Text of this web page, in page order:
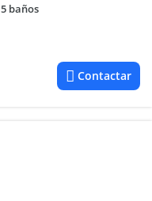
5 baños
Contactar